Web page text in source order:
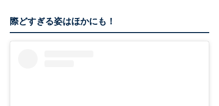
際どすぎる姿はほかにも！